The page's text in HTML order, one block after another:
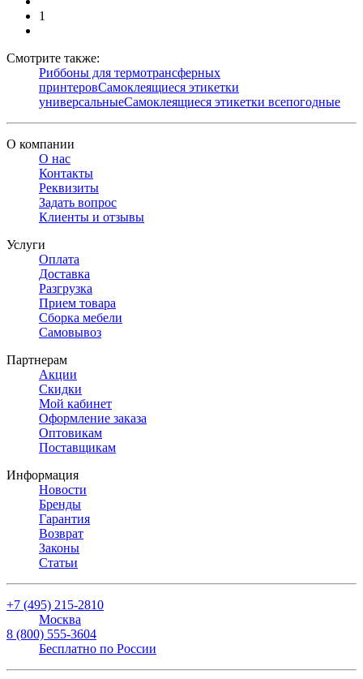
1
Смотрите также:
Риббоны для термотрансферных
принтеровСамоклеящиеся этикетки
универсальныеСамоклеящиеся этикетки всепогодные
О компании
О нас
Контакты
Реквизиты
Задать вопрос
Клиенты и отзывы
Услуги
Оплата
Доставка
Разгрузка
Прием товара
Сборка мебели
Самовывоз
Партнерам
Акции
Скидки
Мой кабинет
Оформление заказа
Оптовикам
Поставщикам
Информация
Новости
Бренды
Гарантия
Возврат
Законы
Статьи
+7 (495) 215-2810
Москва
8 (800) 555-3604
Бесплатно по России